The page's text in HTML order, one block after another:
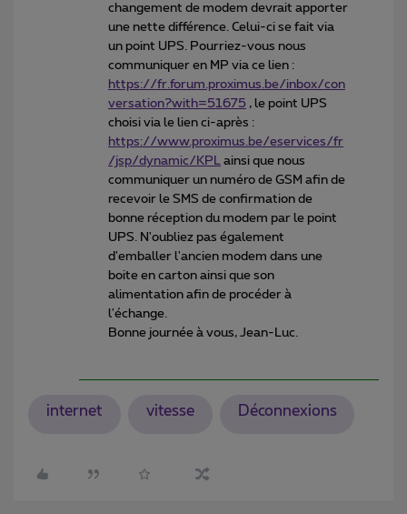
changement de modem devrait apporter
une nette différence. Celui-ci se fait via
un point UPS. Pourriez-vous nous
communiquer en MP via ce lien :
https://fr.forum.proximus.be/inbox/con
versation?with=51675 , le point UPS
choisi via le lien ci-après :
https://www.proximus.be/eservices/fr
/jsp/dynamic/KPL
ainsi que nous
communiquer un numéro de GSM afin de
recevoir le SMS de confirmation de
bonne réception du modem par le point
UPS. N'oubliez pas également
d'emballer l'ancien modem dans une
boite en carton ainsi que son
alimentation afin de procéder à
l'échange.
Bonne journée à vous, Jean-Luc.
internet vitesse Déconnexions